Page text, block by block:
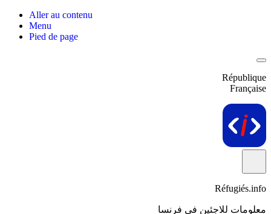
Aller au contenu
Menu
Pied de page
République
Française
Réfugiés.info
معلومات للاجئين في فرنسا